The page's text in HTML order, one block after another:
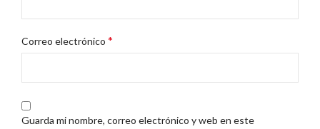
Correo electrónico *
Guarda mi nombre, correo electrónico y web en este